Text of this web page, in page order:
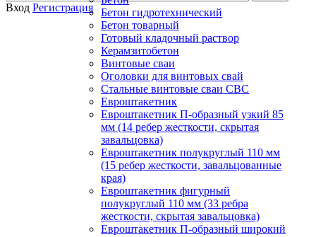
Вход Регистрация
Бетон гидротехнический
Бетон товарный
Готовый кладочный раствор
Керамзитобетон
Винтовые сваи
Оголовки для винтовых свай
Стальные винтовые сваи СВС
Евроштакетник
Евроштакетник П-образный узкий 85
мм (14 ребер жесткости, скрытая
завальцовка)
Евроштакетник полукруглый 110 мм
(15 ребер жесткости, завальцованные
края)
Евроштакетник фигурный
полукруглый 110 мм (33 ребра
жесткости, скрытая завальцовка)
Евроштакетник П-образный широкий